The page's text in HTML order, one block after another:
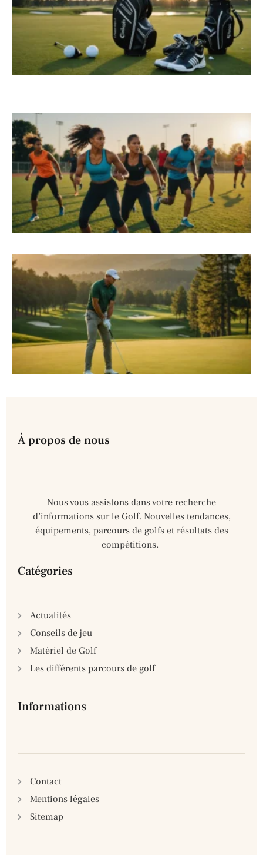
À propos de nous
Nous vous assistons dans votre recherche
d’informations sur le Golf. Nouvelles tendances,
équipements, parcours de golfs et résultats des
compétitions.
different manufacturers of
Catégories
Actualités
Conseils de jeu
Matériel de Golf
Les différents parcours de golf
Informations
Contact
Mentions légales
Sitemap